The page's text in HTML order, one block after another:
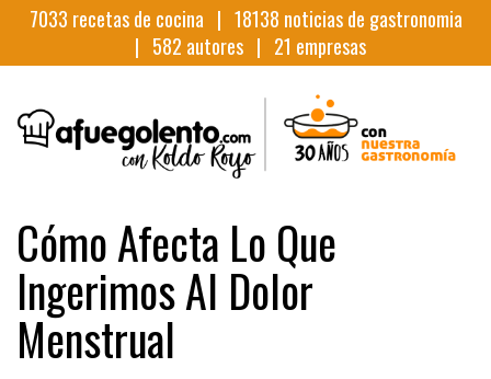
7033 recetas de cocina | 18138 noticias de gastronomia
| 582 autores | 21 empresas
Cómo Afecta Lo Que
Ingerimos Al Dolor
Menstrual